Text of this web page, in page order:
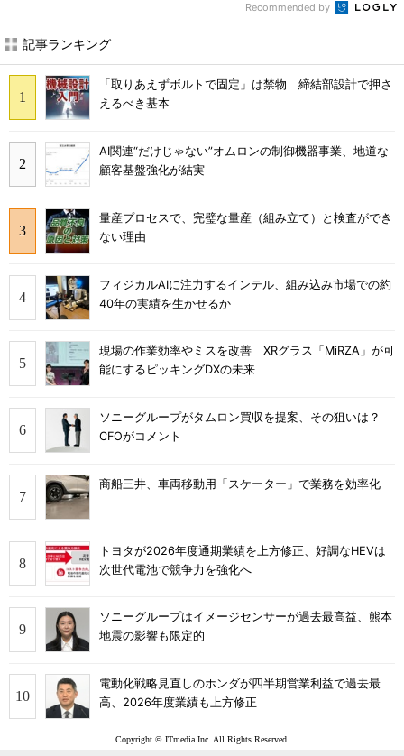
Recommended by
記事ランキング
「取りあえずボルトで固定」は禁物 締結部設計で押さ
えるべき基本
AI関連“だけじゃない”オムロンの制御機器事業、地道な
顧客基盤強化が結実
量産プロセスで、完璧な量産（組み立て）と検査ができ
ない理由
フィジカルAIに注力するインテル、組み込み市場での約
40年の実績を生かせるか
現場の作業効率やミスを改善 XRグラス「MiRZA」が可
能にするピッキングDXの未来
ソニーグループがタムロン買収を提案、その狙いは？
CFOがコメント
商船三井、車両移動用「スケーター」で業務を効率化
トヨタが2026年度通期業績を上方修正、好調なHEVは
次世代電池で競争力を強化へ
ソニーグループはイメージセンサーが過去最高益、熊本
地震の影響も限定的
電動化戦略見直しのホンダが四半期営業利益で過去最
高、2026年度業績も上方修正
Copyright © ITmedia Inc. All Rights Reserved.